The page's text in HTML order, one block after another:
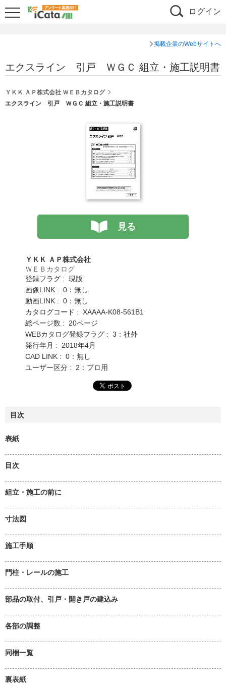
ログイン
掲載企業のWebサイトへ
エクスライン 引戸 ＷＧＣ 組立・施工説明書
ＹＫＫ ＡＰ株式会社 ＷＥＢカタログ
エクスライン 引戸 ＷＧＣ 組立・施工説明書
見る
ＹＫＫ ＡＰ株式会社
ＷＥＢカタログ
登録フラグ : 現版
画像LINK : 0：無し
動画LINK : 0：無し
カタログコード : XAAAA-K08-561B1
総ページ数 : 20ページ
WEBカタログ登録フラグ : 3：社外
発行年月 : 2018年4月
CAD LINK : 0：無し
ユーザー区分 : 2：プロ用
目次
表紙
目次
組立・施工の前に
寸法図
施工手順
門柱・レールの施工
部品の取付、引戸・開き戸の建込み
各部の調整
同梱一覧
裏表紙